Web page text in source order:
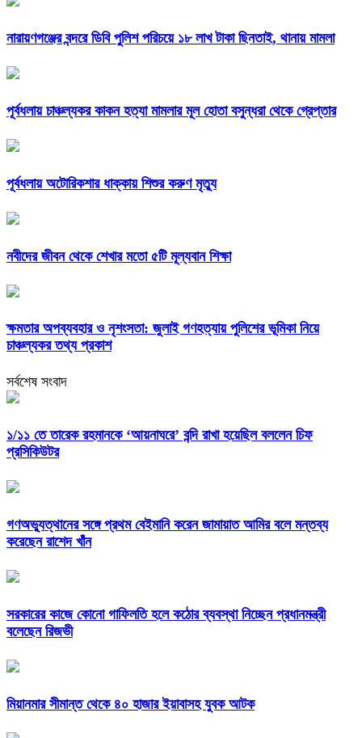
নারায়ণগঞ্জের বন্দরে ডিবি পুলিশ পরিচয়ে ১৮ লাখ টাকা ছিনতাই, থানায় মামলা
পূর্বধলায় চাঞ্চল্যকর কাকন হত্যা মামলার মূল হোতা বসুন্ধরা থেকে গ্রেপ্তার
পূর্বধলায় অটোরিকশার ধাক্কায় শিশুর করুণ মৃত্যু
নবীদের জীবন থেকে শেখার মতো ৫টি মূল্যবান শিক্ষা
ক্ষমতার অপব্যবহার ও নৃশংসতা: জুলাই গণহত্যায় পুলিশের ভূমিকা নিয়ে
চাঞ্চল্যকর তথ্য প্রকাশ
সর্বশেষ সংবাদ
১/১১ তে তারেক রহমানকে ‘আয়নাঘরে’ বন্দি রাখা হয়েছিল বললেন চিফ
প্রসিকিউটর
গণঅভ্যুত্থানের সঙ্গে প্রথম বেইমানি করেন জামায়াত আমির বলে মন্তব্য
করেছেন রাশেদ খাঁন
সরকারের কাজে কোনো গাফিলতি হলে কঠোর ব্যবস্থা নিচ্ছেন প্রধানমন্ত্রী
বলেছেন রিজভী
মিয়ানমার সীমান্ত থেকে ৪০ হাজার ইয়াবাসহ যুবক আটক